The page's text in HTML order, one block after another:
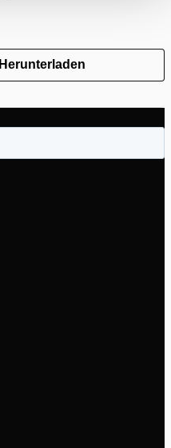
Herunterladen